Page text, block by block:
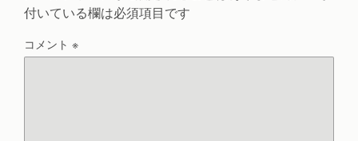
付いている欄は必須項目です
コメント ※